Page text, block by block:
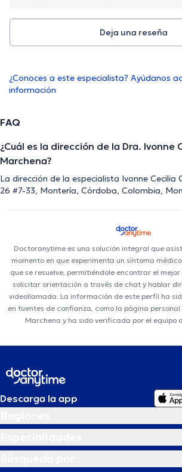
Deja una reseña
¿Conoces a este especialista? Ayúdanos
información
FAQ
¿Cuál es la dirección de la Dra. Ivonne
Marchena?
La dirección de la especialista Ivonne Cecilia
26 #7-33, Montería, Córdoba, Colombia,
Doctoranytime es una solución integral que
momento en que experimenta un síntoma
que se resuelve, permitiéndole encontrar el
solicitar orientación a través de chat y hablar
videollamada. La información de este perfil ha
en fuentes de confianza, como la página personal
Marchena y ha sido verificada por el equipo
Descarga la app